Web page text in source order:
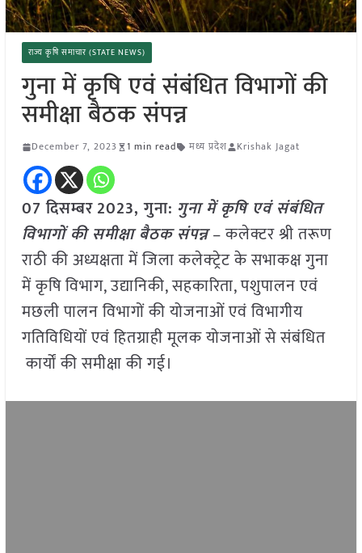
राज्य कृषि समाचार (STATE NEWS)
गुना में कृषि एवं संबंधित विभागों की
समीक्षा बैठक संपन्न
December 7, 2023 1 min read मध्य प्रदेश Krishak Jagat
07 दिसम्बर2023,गुना: गुना में कृषि एवं संबंधित
विभागों की समीक्षा बैठक संपन्न– कलेक्टर श्री तरूण
राठी की अध्यक्षता में जिला कलेक्‍ट्रेट के सभाकक्ष गुना
में कृषि विभाग, उद्यानिकी, सहकारिता, पशुपालन एवं
मछली पालन विभागों की योजनाओं एवं विभागीय
गतिविधियों एवं हितग्राही मूलक योजनाओं से संबंधित
कार्यों की समीक्षा की गई।